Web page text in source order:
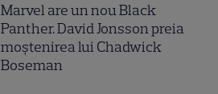
Marvel are un nou Black
Panther. David Jonsson preia
moștenirea lui Chadwick
Boseman